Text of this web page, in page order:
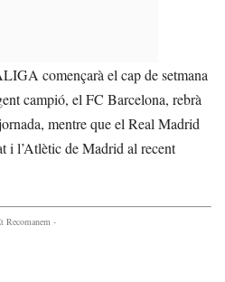
començarà el cap de setmana
campió, el FC Barcelona, rebrà
mentre que el Real Madrid
i l’Atlètic de Madrid al recent
Recomanem -